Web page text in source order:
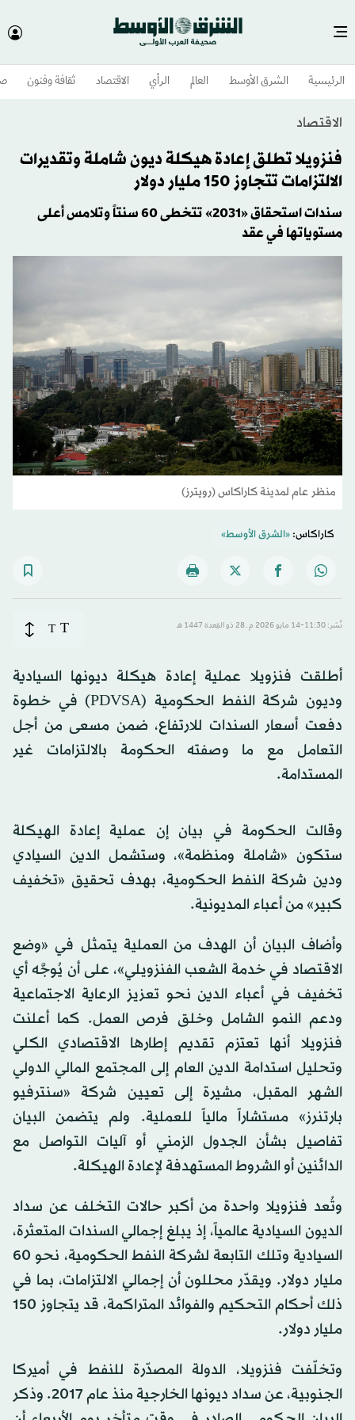
الرئيسية الشرق الأوسط​ العالم الرأي الاقتصاد ثقافة وفنون
الاقتصاد
فنزويلا تطلق إعادة هيكلة ديون شاملة وتقديرات
الالتزامات تتجاوز 150 مليار دولار
سندات استحقاق «2031» تتخطى 60 سنتاً وتلامس أعلى
مستوياتها في عقد
منظر عام لمدينة كاراكاس (رويترز)
كاراكاس:«الشرق الأوسط»
نُشر: 11:30-14 مايو 2026 م ـ 28 ذو القِعدة 1447 هـ T
T
أطلقت فنزويلا عملية إعادة هيكلة ديونها السيادية
وديون شركة النفط الحكومية (PDVSA) في خطوة
دفعت أسعار السندات للارتفاع، ضمن مسعى من أجل
التعامل مع ما وصفته الحكومة بالالتزامات غير
المستدامة.
وقالت الحكومة في بيان إن عملية إعادة الهيكلة
ستكون «شاملة ومنظمة»، وستشمل الدين السيادي
ودين شركة النفط الحكومية، بهدف تحقيق «تخفيف
كبير» من أعباء المديونية.
وأضاف البيان أن الهدف من العملية يتمثل في «وضع
الاقتصاد في خدمة الشعب الفنزويلي»، على أن يُوجَّه أي
تخفيف في أعباء الدين نحو تعزيز الرعاية الاجتماعية
ودعم النمو الشامل وخلق فرص العمل. كما أعلنت
فنزويلا أنها تعتزم تقديم إطارها الاقتصادي الكلي
وتحليل استدامة الدين العام إلى المجتمع المالي الدولي
الشهر المقبل، مشيرة إلى تعيين شركة «سنترفيو
بارتنرز» مستشاراً مالياً للعملية. ولم يتضمن البيان
تفاصيل بشأن الجدول الزمني أو آليات التواصل مع
الدائنين أو الشروط المستهدفة لإعادة الهيكلة.
وتُعد فنزويلا واحدة من أكبر حالات التخلف عن سداد
الديون السيادية عالمياً، إذ يبلغ إجمالي السندات المتعثرة،
السيادية وتلك التابعة لشركة النفط الحكومية، نحو 60
مليار دولار. ويقدّر محللون أن إجمالي الالتزامات، بما في
ذلك أحكام التحكيم والفوائد المتراكمة، قد يتجاوز 150
مليار دولار.
وتخلّفت فنزويلا، الدولة المصدّرة للنفط في أميركا
الجنوبية، عن سداد ديونها الخارجية منذ عام 2017. وذكر